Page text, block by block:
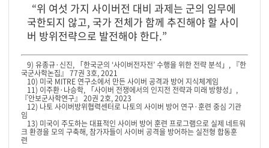
“위 여섯 가지 사이버전 대비 과제는 군의 임무에
국한되지 않고, 국가 전체가 함께 추진해야 할 사이
버 방위전략으로 발전해야 한다.”
9) 유종규·신진, 「한국군의 ‘사이버전자전’ 수행을 위한 전략 분석」, 『한
국군사학논집』 77권 3호, 2021
10) 미국 MITRE 연구소에서 만든 사이버 공격과 방어 지식체계임
11) 이주환·나승학, 「사이버 전쟁에서의 인지전 전략과 미래 방향성」,
『안보군사학연구』 20권 2호, 2023
12) 나토 사이버방위협력센터로 나토의 사이버 방어 연구·훈련 중심 기관
임
13) 미국이 주도하는 대표적인 사이버 방어 훈련 프로그램으로 실제 네트워
크 환경을 모의 구축해, 참가자들이 사이버 공격을 방어하는 실전형 합동훈
련